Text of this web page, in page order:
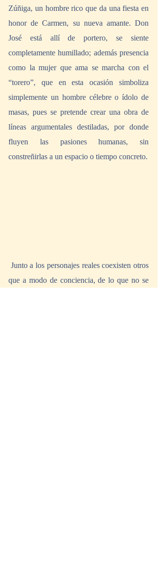
Zúñiga, un hombre rico que da una fiesta en
honor de Carmen, su nueva amante. Don
José está allí de portero, se siente
completamente humillado; además presencia
como la mujer que ama se marcha con el
“torero”, que en esta ocasión simboliza
simplemente un hombre célebre o ídolo de
masas, pues se pretende crear una obra de
líneas argumentales destiladas, por donde
fluyen las pasiones humanas, sin
que a modo de conciencia, de lo que no se